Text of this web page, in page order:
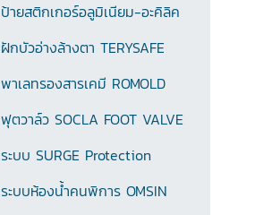
ป้ายสติกเกอร์อลูมิเนียม-อะคิลิค
ฝักบัวอ่างล้างตา TERYSAFE
พาเลทรองสารเคมี ROMOLD
ฟุตวาล์ว SOCLA FOOT VALVE
ระบบ SURGE Protection
ระบบห้องน้ำคนพิการ OMSIN